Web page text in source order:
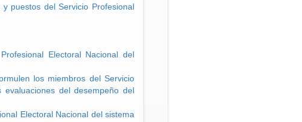
puestos del Servicio Profesional
Electoral Nacional del
los miembros del Servicio
del desempeño del
Electoral Nacional del sistema